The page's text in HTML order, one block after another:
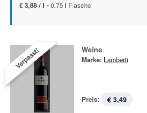
€ 3,88 / l - 0.75 l Flasche
Verpasst! Weine
Marke: Lamberti
Preis: € 3,49